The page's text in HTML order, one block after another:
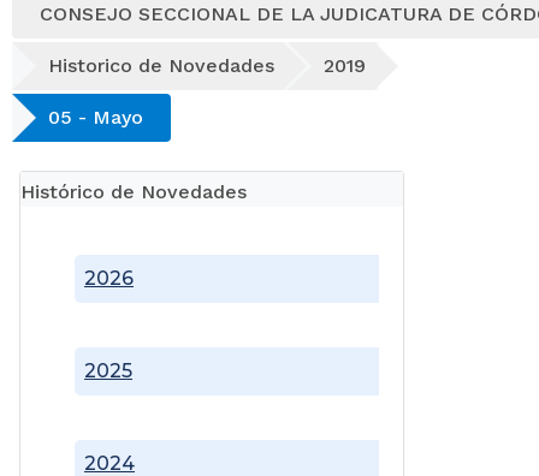
CONSEJO SECCIONAL DE LA JUDICATURA DE
Historico de Novedades 2019
05 - Mayo
Histórico de Novedades
2024
2025
2026